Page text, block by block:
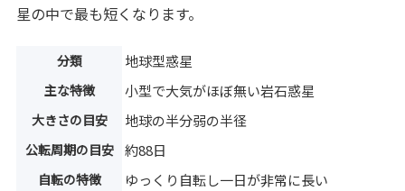
星の中で最も短くなります。
分類 地球型惑星
主な特徴 小型で大気がほぼ無い岩石惑星
大きさの目安 地球の半分弱の半径
公転周期の目安 約88日
自転の特徴 ゆっくり自転し一日が非常に長い